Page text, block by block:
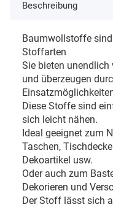
Beschreibung
Baumwollstoffe
Stoffarten
Sie bieten
und überzeugen
Diese Stoffe sind
sich leicht nähen.
Ideal geeignet zum
Taschen,
Dekoartikel usw.
Oder auch zum
Dekorieren und
Der Stoff lässt sich